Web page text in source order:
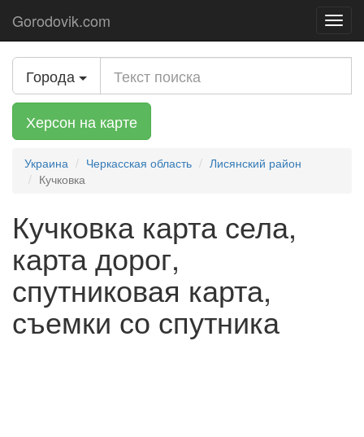
Gorodovik.com
Города
Херсон на карте
Украина Черкасская область
Лисянский район
Кучковка
Кучковка карта села,
карта дорог,
спутниковая карта,
съемки со спутника